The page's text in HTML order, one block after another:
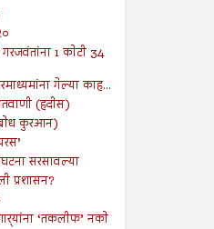
1 कोटी 34
गेल्या काह...
(हदीस)
कुरआन)
सरसावल्या
प्रशासन?
‘तकलीफ’ नको